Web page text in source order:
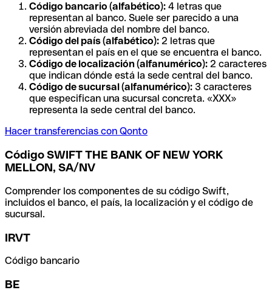
Código bancario (alfabético): 4 letras que
representan al banco. Suele ser parecido a una
versión abreviada del nombre del banco.
Código del país (alfabético): 2 letras que
representan el país en el que se encuentra el banco.
Código de localización (alfanumérico): 2 caracteres
que indican dónde está la sede central del banco.
Código de sucursal (alfanumérico): 3 caracteres
que especifican una sucursal concreta. «XXX»
representa la sede central del banco.
Hacer transferencias con Qonto
Código SWIFT THE BANK OF NEW YORK
MELLON, SA/NV
Comprender los componentes de su código Swift,
incluidos el banco, el país, la localización y el código de
sucursal.
IRVT
Código bancario
BE